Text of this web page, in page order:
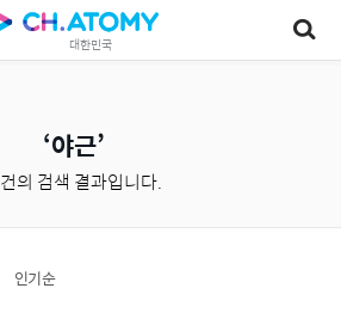
대한민국
야근
건의 검색 결과입니다.
인기순